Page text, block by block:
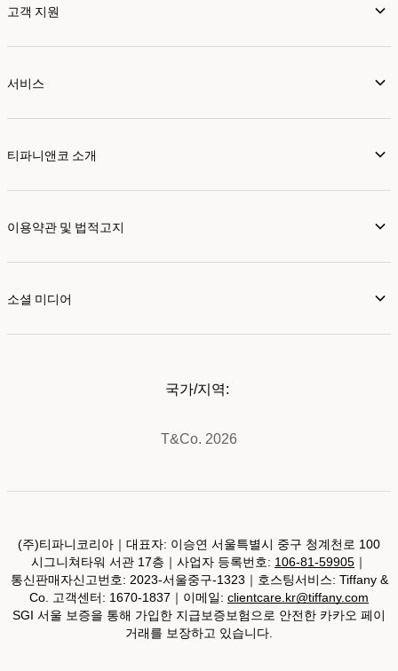
고객 지원
서비스
티파니앤코 소개
이용약관 및 법적고지
소셜 미디어
T&Co. 2026
국가/지역:
(주)티파니코리아｜대표자: 이승연 서울특별시 중구 청계천로 100
시그니쳐타워 서관 17층｜사업자 등록번호: 106-81-59905 ｜
통신판매자신고번호: 2023-서울중구-1323｜호스팅서비스: Tiffany &
Co. 고객센터: 1670-1837｜이메일: clientcare.kr@tiffany.com
SGI 서울 보증을 통해 가입한 지급보증보험으로 안전한 카카오 페이
거래를 보장하고 있습니다.